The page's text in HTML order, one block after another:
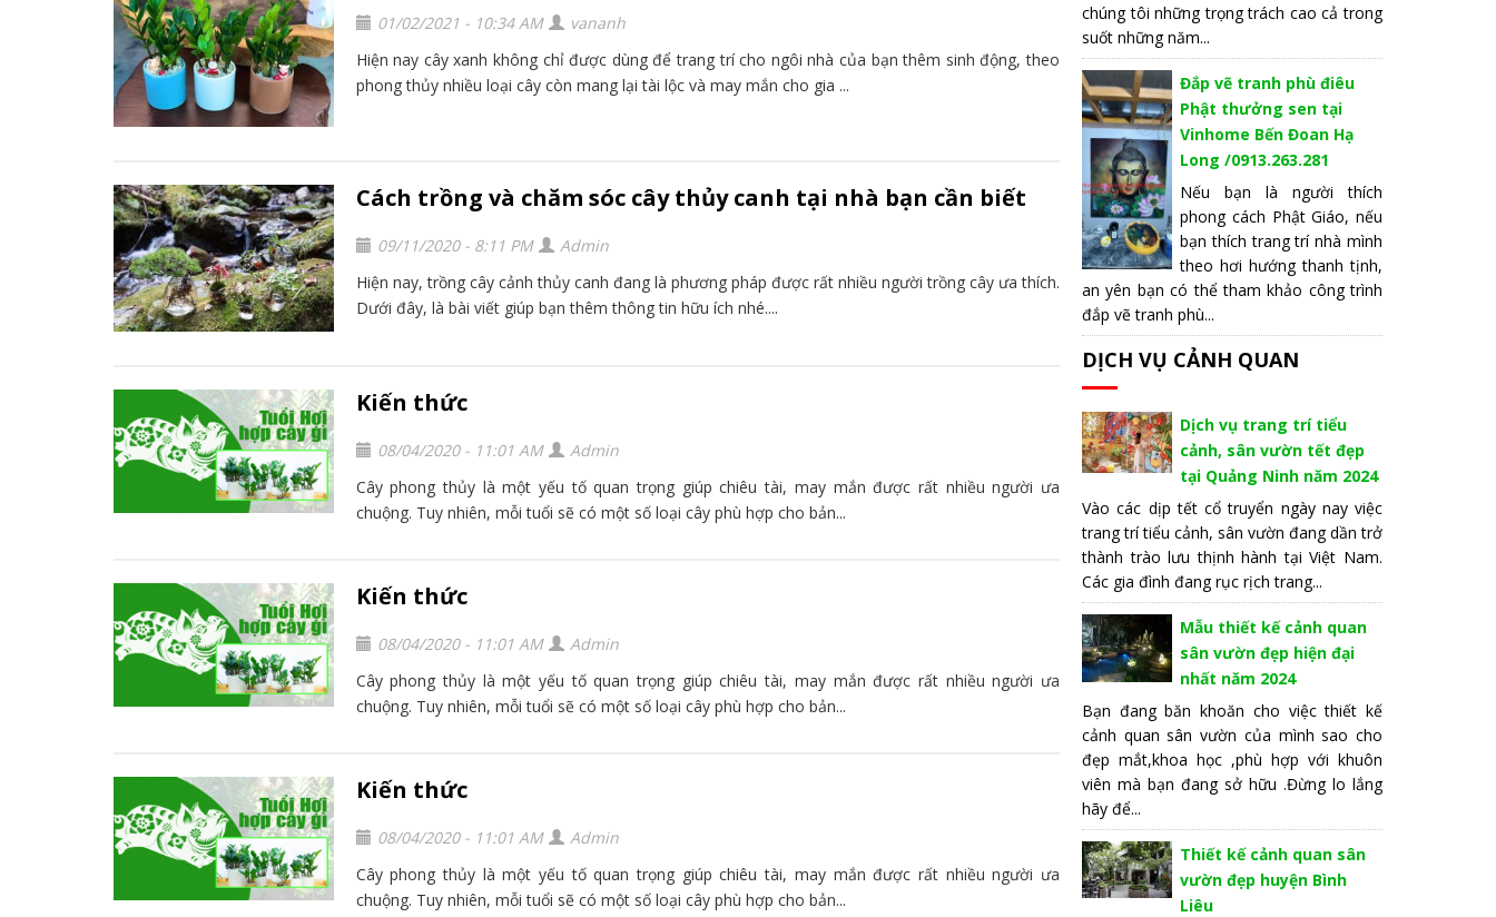
01/02/2021 - 10:34 AM
vananh
Hiện nay cây xanh không chỉ được dùng để trang trí cho ngôi nhà của bạn thêm sinh động, theo
phong thủy nhiều loại cây còn mang lại tài lộc và may mắn cho gia ...
Cách trồng và chăm sóc cây thủy canh tại nhà bạn cần biết
09/11/2020 - 8:11 PM
Admin
Hiện nay, trồng cây cảnh thủy canh đang là phương pháp được rất nhiều người trồng cây ưa thích.
Dưới đây, là bài viết giúp bạn thêm thông tin hữu ích nhé....
Kiến thức
08/04/2020 - 11:01 AM
Admin
Cây phong thủy là một yếu tố quan trọng giúp chiêu tài, may mắn được rất nhiều người ưa
chuộng. Tuy nhiên, mỗi tuổi sẽ có một số loại cây phù hợp cho bản...
Kiến thức
08/04/2020 - 11:01 AM
Admin
Cây phong thủy là một yếu tố quan trọng giúp chiêu tài, may mắn được rất nhiều người ưa
chuộng. Tuy nhiên, mỗi tuổi sẽ có một số loại cây phù hợp cho bản...
Kiến thức
08/04/2020 - 11:01 AM
Admin
Cây phong thủy là một yếu tố quan trọng giúp chiêu tài, may mắn được rất nhiều người ưa
chuộng. Tuy nhiên, mỗi tuổi sẽ có một số loại cây phù hợp cho bản...
chúng tôi những trọng trách cao cả trong
suốt những năm...
Đắp vẽ tranh phù điêu
Phật thưởng sen tại
Vinhome Bến Đoan Hạ
Long /0913.263.281
Nếu bạn là người thích
phong cách Phật Giáo, nếu
bạn thích trang trí nhà mình
theo hơi hướng thanh tịnh,
an yên bạn có thể tham khảo công trình
đắp vẽ tranh phù...
DỊCH VỤ CẢNH QUAN
Dịch vụ trang trí tiểu
cảnh, sân vườn tết đẹp
tại Quảng Ninh năm 2024
Vào các dịp tết cổ truyển ngày nay việc
trang trí tiểu cảnh, sân vườn đang dần trở
thành trào lưu thịnh hành tại Việt Nam.
Các gia đình đang rục rịch trang...
Mẫu thiết kế cảnh quan
sân vườn đẹp hiện đại
nhất năm 2024
Bạn đang băn khoăn cho việc thiết kế
cảnh quan sân vườn của mình sao cho
đẹp mắt,khoa học ,phù hợp với khuôn
viên mà bạn đang sở hữu .Đừng lo lắng
hãy để...
Thiết kế cảnh quan sân
vườn đẹp huyện Bình
Liêu